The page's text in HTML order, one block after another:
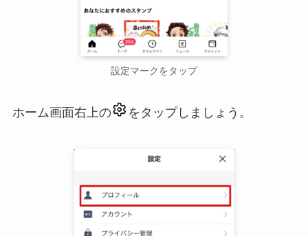
設定マークをタップ
ホーム画面右上の をタップしましょう。